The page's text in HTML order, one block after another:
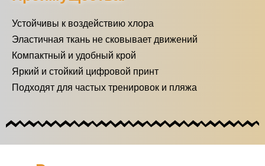
Устойчивы к воздействию хлора
Эластичная ткань не сковывает движений
Компактный и удобный крой
Яркий и стойкий цифровой принт
Подходят для частых тренировок и пляжа